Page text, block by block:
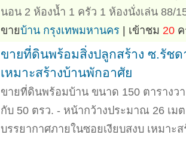
นอน 2 ห้องน้ำ 1 ครัว 1 ห้องนั่งเล่น 88/
ขายบ้าน กรุงเทพมหานคร | เข้าชม 20
ขายที่ดินพร้อมสิ่งปลูกสร้าง ซ.รัช
เหมาะสร้างบ้านพักอาศัย
ขายที่ดินพร้อมบ้าน ขนาด 150 ตารางว
กับ 50 ตรว. - หน้ากว้างประมาณ 26 เ
บรรยากาศภายในซอยเงียบสงบ เหมาะ